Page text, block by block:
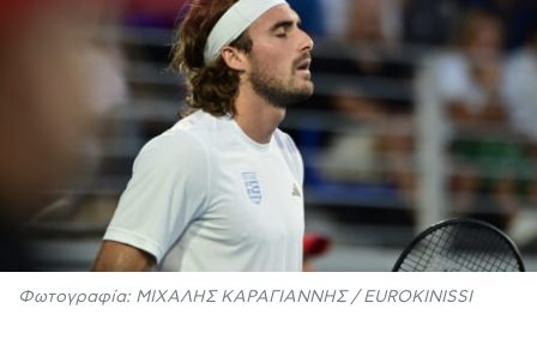
Φωτογραφία: ΜΙΧΑΛΗΣ ΚΑΡΑΓΙΑΝΝΗΣ / EUROKINISSI